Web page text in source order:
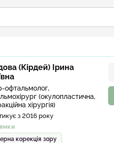
(Кірдей) Ірина
офтальмолог,
(окулопластична,
хірургія)
з 2016 року
корекція зору